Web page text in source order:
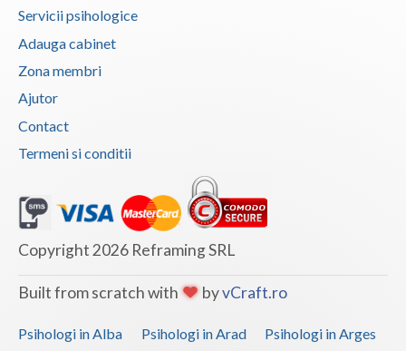
Valcea
Vaslui
Servicii psihologice
Adauga cabinet
Zona membri
Ajutor
Contact
Termeni si conditii
Copyright 2026 Reframing SRL
Built from scratch with byvCraft.ro
Psihologi in Alba Psihologi in Arad
Psihologi in Arges